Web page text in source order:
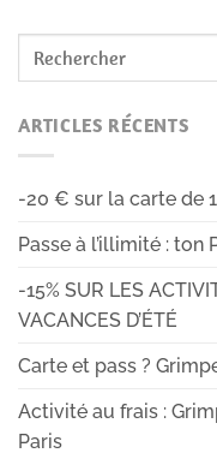
ARTICLES RÉCENTS
-20 € sur la carte de
Passe à l’illimité : ton
-15% SUR LES
VACANCES D’ÉTÉ
Carte et pass ?
Activité au frais :
Paris